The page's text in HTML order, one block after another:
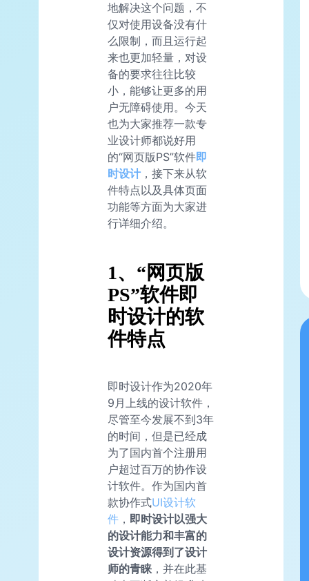
地解决这个问题，不
仅对使用设备没有什
么限制，而且运行起
来也更加轻量，对设
备的要求往往比较
小，能够让更多的用
户无障碍使用。今天
也为大家推荐一款专
业设计师都说好用
的“网页版PS”软件即
时设计 ，接下来从软
件特点以及具体页面
功能等方面为大家进
行详细介绍。
1、“网页版
PS”软件即
时设计的软
件特点
即时设计作为2020年
9月上线的设计软件，
尽管至今发展不到3年
的时间，但是已经成
为了国内首个注册用
户超过百万的协作设
计软件。作为国内首
款协作式UI设计软
件 ， 即时设计以强大
的设计能力和丰富的
设计资源得到了设计
师的青睐 ，并在此基